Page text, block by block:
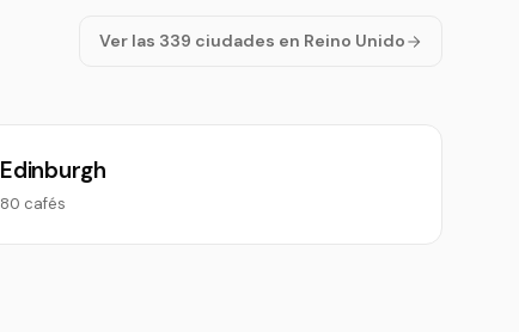
Ver las 339 ciudades en Reino Unido
Edinburgh
80 cafés